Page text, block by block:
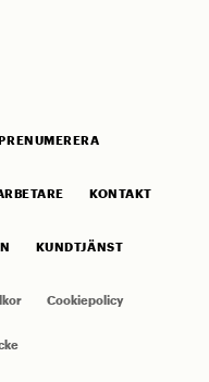
PRENUMERERA
KONTAKT
KUNDTJÄNST
Cookiepolicy